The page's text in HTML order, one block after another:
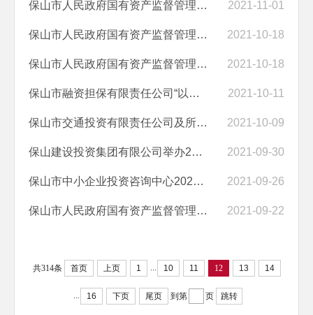
保山市人民政府国有资产监督管理委员会 保山市发展和改革委员会 保山... 2021-11-01
保山市人民政府国有资产监督管理委员会关于2021年度政协提案办理工作的... 2021-10-18
保山市人民政府国有资产监督管理委员会关于2021年度人大建议办理工作的... 2021-10-18
保山市融资担保有限责任公司“以案释法”案例 2021-10-11
保山市交通投资有限责任公司及所属公司2021年招聘公告 2021-10-09
保山建设投资集团有限公司举办2021年保密宣传月活动 2021-09-30
保山市中小企业投资咨询中心2020年度部门决算 2021-09-26
保山市人民政府国有资产监督管理委员会2020年度部门决算 2021-09-22
共314条 首页 上页 1 ... 10 11 12 13 14
... 16 下页 尾页 到第 页 跳转